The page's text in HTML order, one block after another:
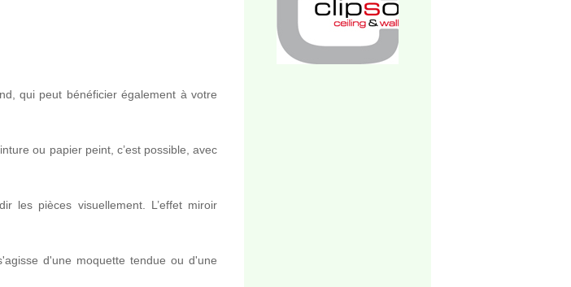
qui peut bénéficier également à votre
ou papier peint, c’est possible, avec
les pièces visuellement. L’effet miroir
d'une moquette tendue ou d'une